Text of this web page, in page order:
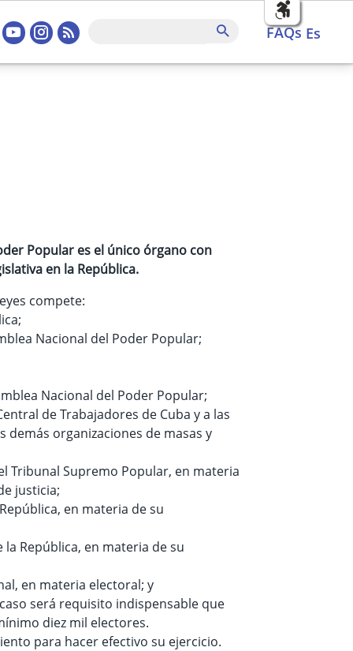
home
FAQs
FAQs es
Popular es el único órgano con
en la República.
compete:
Nacional del Poder Popular;
Nacional del Poder Popular;
de Trabajadores de Cuba y a las
demás organizaciones de masas y
Tribunal Supremo Popular, en materia
justicia;
en materia de su
República, en materia de su
en materia electoral; y
será requisito indispensable que
diez mil electores.
para hacer efectivo su ejercicio.